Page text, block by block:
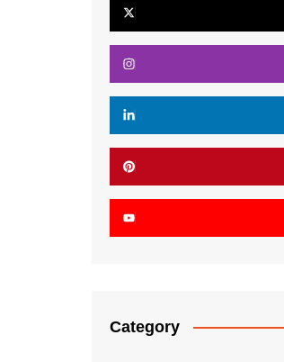
Category